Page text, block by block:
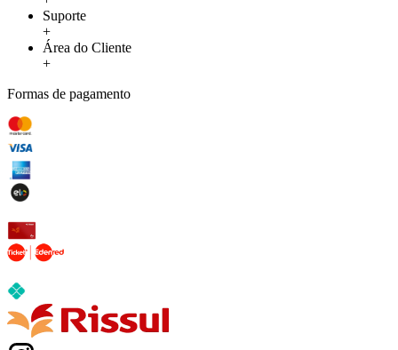
Suporte
+
Área do Cliente
+
Formas de pagamento